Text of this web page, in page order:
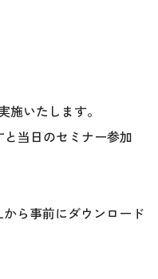
いたします。
当日のセミナー参加
ら事前にダウンロード